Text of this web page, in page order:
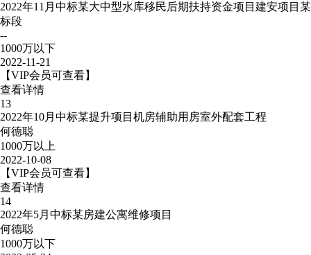
2022年11月中标某大中型水库移民后期扶持资金项目建安项目某
标段
--
1000万以下
2022-11-21
【VIP会员可查看】
查看详情
13
2022年10月中标某提升项目机房辅助用房室外配套工程
何德聪
1000万以上
2022-10-08
【VIP会员可查看】
查看详情
14
2022年5月中标某房建公寓维修项目
何德聪
1000万以下